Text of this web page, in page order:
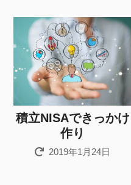
積立NISAできっかけ
作り
2019年1月24日